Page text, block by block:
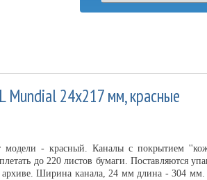
Mundial 24х217 мм, красные
модели - красный. Каналы с покрытием
до 220 листов бумаги. Поставляются
архиве. Ширина канала, 24 мм длина - 304 мм.